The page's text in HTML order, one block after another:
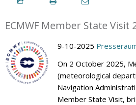
ECMWF Member State Visit
9-10-2025
On 2 October 2025,
(meteorological
Navigation
Member State Visit,